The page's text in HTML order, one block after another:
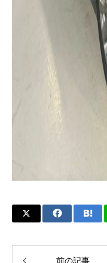
前の記事